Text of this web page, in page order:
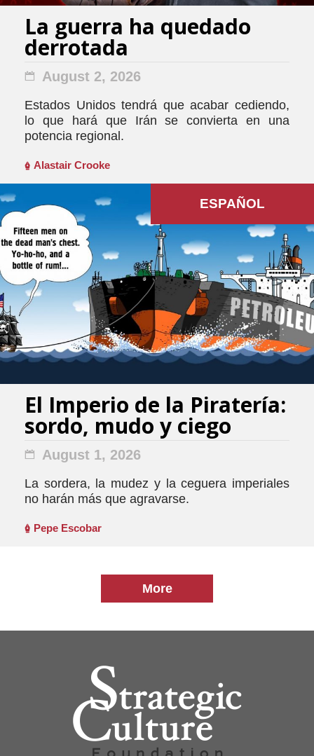
La guerra ha quedado
derrotada
August 2, 2026
Estados Unidos tendrá que acabar cediendo,
lo que hará que Irán se convierta en una
potencia regional.
Alastair Crooke
El Imperio de la Piratería:
sordo, mudo y ciego
August 1, 2026
La sordera, la mudez y la ceguera imperiales
no harán más que agravarse.
Pepe Escobar
ESPAÑOL
More